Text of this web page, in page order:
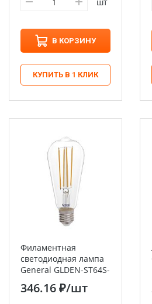
В КОРЗИНУ
КУПИТЬ В 1 КЛИК
Филаментная
светодиодная лампа
General GLDEN-ST64S-
10-230-E27-2700
1/5/20
346.16 ₽/шт